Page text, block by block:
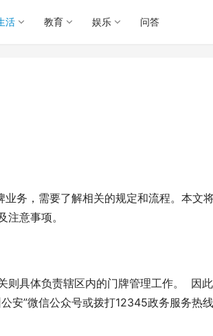
活 教育 娱乐 问答
务，需要了解相关的规定和流程。本文
意事项。
则具体负责辖区内的门牌管理工作。  因
安”微信公众号或拨打12345政务服务热